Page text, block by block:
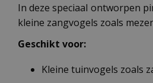
In deze speciaal ontworpen
kleine zangvogels zoals
Geschikt voor:
Kleine tuinvogels zoals